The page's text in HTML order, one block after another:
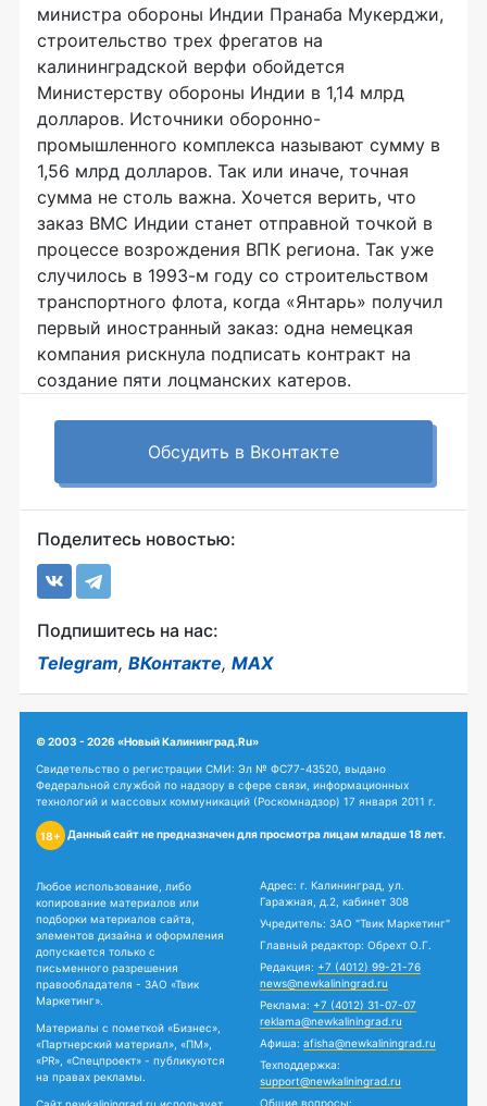
министра обороны Индии Пранаба Мукерджи,
строительство трех фрегатов на
калининградской верфи обойдется
Министерству обороны Индии в 1,14 млрд
долларов. Источники оборонно-
промышленного комплекса называют сумму в
1,56 млрд долларов. Так или иначе, точная
сумма не столь важна. Хочется верить, что
заказ ВМС Индии станет отправной точкой в
процессе возрождения ВПК региона. Так уже
случилось в 1993-м году со строительством
транспортного флота, когда «Янтарь» получил
первый иностранный заказ: одна немецкая
компания рискнула подписать контракт на
создание пяти лоцманских катеров.
Обсудить в Вконтакте
Поделитесь новостью:
Подпишитесь на нас:
Telegram, ВКонтакте, MAX
© 2003 - 2026 «Новый Калининград.Ru»
Свидетельство о регистрации СМИ: Эл № ФС77-43520, выдано
Федеральной службой по надзору в сфере связи, информационных
технологий и массовых коммуникаций (Роскомнадзор) 17 января 2011 г.
18+ Данный сайт не предназначен для просмотра лицам младше 18 лет.
Любое использование, либо
копирование материалов или
подборки материалов сайта,
элементов дизайна и оформления
допускается только с
письменного разрешения
правообладателя - ЗАО «Твик
Маркетинг».
Материалы с пометкой «Бизнес»,
«Партнерский материал», «ПМ»,
«PR», «Спецпроект» - публикуются
на правах рекламы.
Адрес: г. Калининград, ул.
Гаражная, д.2, кабинет 308
Учредитель: ЗАО "Твик Маркетинг"
Главный редактор: Обрехт О.Г.
Редакция: +7 (4012) 99-21-76
news@newkaliningrad.ru
Реклама: +7 (4012) 31-07-07
reklama@newkaliningrad.ru
Афиша: afisha@newkaliningrad.ru
Техподдержка:
support@newkaliningrad.ru
Общие вопросы: